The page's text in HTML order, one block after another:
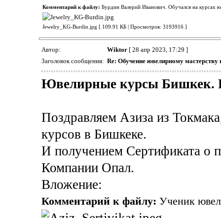
Комментарий к файлу: Бурдин Валерий Иванович. Обучался на курсах
Jewelry_KG-Burdin.jpg [ 109.91 КБ | Просмотров: 3193916 ]
Автор: Wiktor[ 28 апр 2023, 17:29 ]
Заголовок сообщения: Re: Обучение ювелирному
Ювелирные курсы Бишкек.
Поздравляем Азиза из
курсов в Бишкеке.
И получением Сертификата о
Компании Опал.
Вложение:
Комментарий к файлу: Ученик